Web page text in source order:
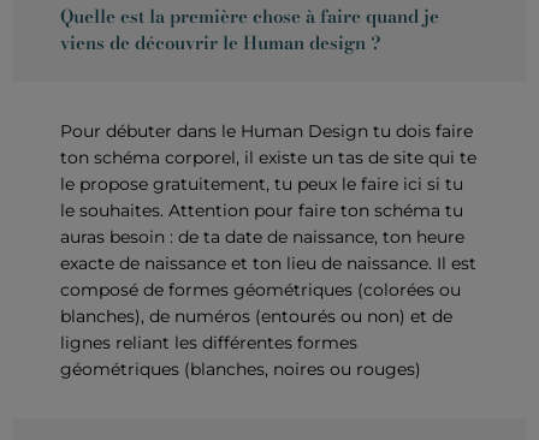
Quelle est la première chose à faire quand je
viens de découvrir le Human design ?
Pour débuter dans le Human Design tu dois faire
ton schéma corporel, il existe un tas de site qui te
le propose gratuitement, tu peux le faire ici si tu
le souhaites. Attention pour faire ton schéma tu
auras besoin : de ta date de naissance, ton heure
exacte de naissance et ton lieu de naissance. Il est
composé de formes géométriques (colorées ou
blanches), de numéros (entourés ou non) et de
lignes reliant les différentes formes
géométriques (blanches, noires ou rouges)